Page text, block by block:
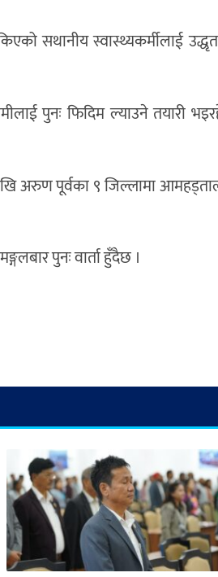
सथानीय स्वास्थ्यकर्मीलाई
पुनः फिदिम ल्याउने तयारी
अरुण पूर्वका ९ जिल्लामा
पुनः वार्ता हुँदैछ ।